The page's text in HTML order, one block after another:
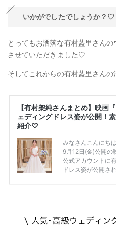
いかがでしたでしょうか？♡
とってもお洒落な有村藍里さん
させていただきました♡
そしてこれからの有村藍里さんの